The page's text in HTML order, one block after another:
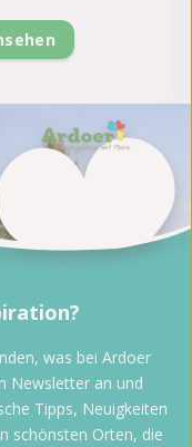
was bei Ardoer
Newsletter an und
Tipps, Neuigkeiten
schönsten Orten, die